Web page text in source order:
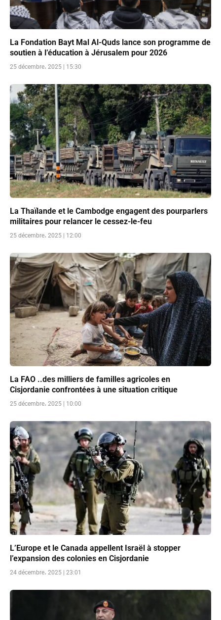
La Fondation Bayt Mal Al-Quds lance son programme de
soutien à l’éducation à Jérusalem pour 2026
25 décembre، 2025 | 15:30
La Thaïlande et le Cambodge engagent des pourparlers
militaires pour relancer le cessez-le-feu
25 décembre، 2025 | 12:00
La FAO ..des milliers de familles agricoles en
Cisjordanie confrontées à une situation critique
25 décembre، 2025 | 10:00
L’Europe et le Canada appellent Israël à stopper
l’expansion des colonies en Cisjordanie
24 décembre، 2025 | 23:01